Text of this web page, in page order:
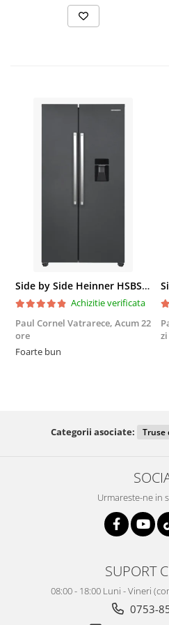
Side by Side Heinner HSBS-HM439NFINVDGWDE++, Total No Frost, Compresor Inverter, Dozator Apa, Display Touch LED, 439 L, Clasa E, Gri Antracit Texturat
Achizitie verificata
Paul Cornel Vatrarece, Acum 22
ore
Foarte bun
zi
Categorii asociate: Truse
Urmareste-ne in
SUPORT
08:00 - 18:00 Luni - Vineri
0753-